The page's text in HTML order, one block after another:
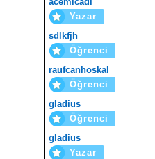
Yazar
sdlkfjh
Öğrenci
raufcanhoskal
Öğrenci
gladius
Öğrenci
gladius
Yazar